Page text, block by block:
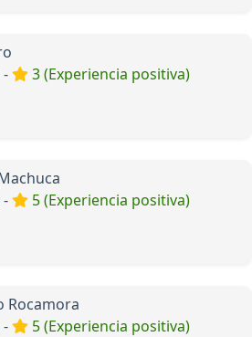
-
3 (Experiencia positiva)
-
5 (Experiencia positiva)
Rocamora
-
5 (Experiencia positiva)